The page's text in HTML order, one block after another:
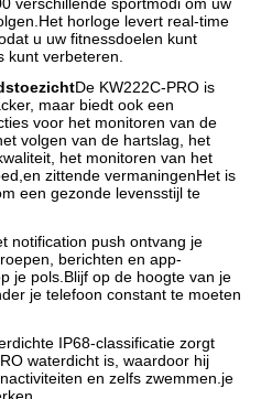
horloge levert real-time
u uw fitnessdoelen kunt
kunt verbeteren.
De KW222C-PRO is
maar biedt ook een
voor het monitoren van de
volgen van de hartslag, het
het monitoren van het
zittende vermaningenHet is
een gezonde levensstijl te
notification push ontvang je
berichten en app-
je pols.Blijf op de hoogte van je
je telefoon constant te moeten
IP68-classificatie zorgt
waterdicht is, waardoor hij
en zelfs zwemmen.je